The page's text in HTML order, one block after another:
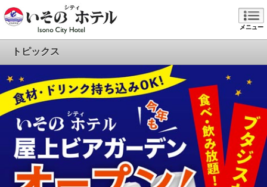
メニュー
トピックス